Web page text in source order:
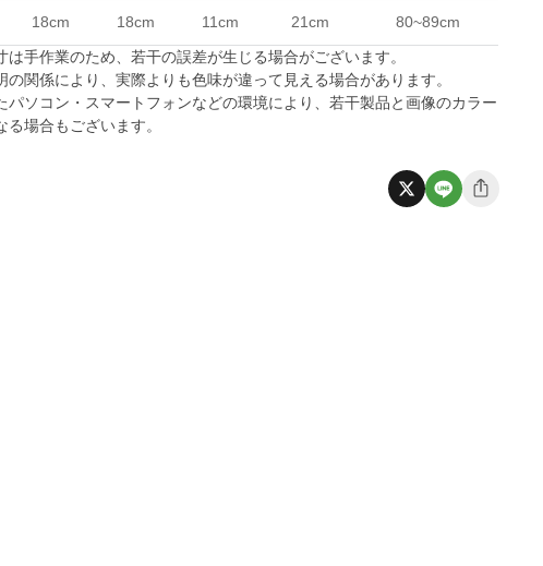
18cm 18cm 11cm 21cm
80~89cm
は手作業のため、若干の誤差が生じる場合がございます。
の関係により、実際よりも色味が違って見える場合があります。
パソコン・スマートフォンなどの環境により、若干製品と画像のカラー
る場合もございます。